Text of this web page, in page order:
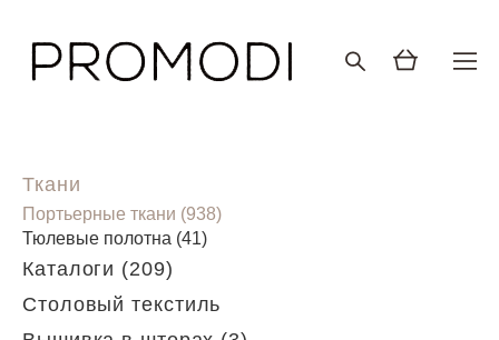
Ткани
Портьерные ткани (938)
Тюлевые полотна (41)
Каталоги (209)
Столовый текстиль